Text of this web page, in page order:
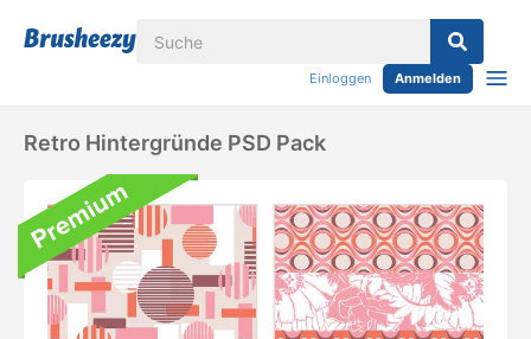
Einloggen Anmelden
Retro Hintergründe PSD Pack